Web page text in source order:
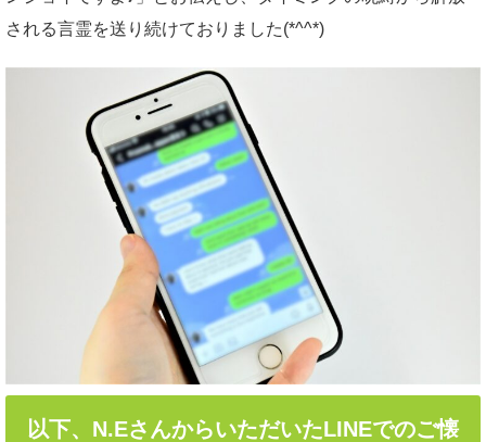
される言霊を送り続けておりました(*^^*)
以下、N.EさんからいただいたLINEでのご懐